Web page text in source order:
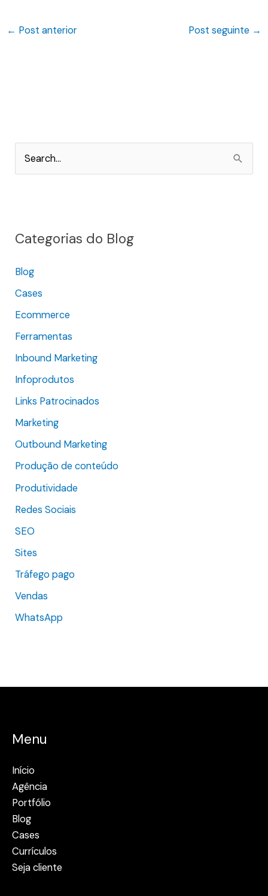
← Post anterior Post seguinte →
u
s
a
r
p
o
Categorias do Blog
Blog
Cases
Ecommerce
Ferramentas
Inbound Marketing
Infoprodutos
Links Patrocinados
Marketing
Outbound Marketing
Produção de conteúdo
Produtividade
Redes Sociais
SEO
Sites
Tráfego pago
Vendas
WhatsApp
Menu
Início
Agência
Portfólio
Blog
Cases
Currículos
Seja cliente